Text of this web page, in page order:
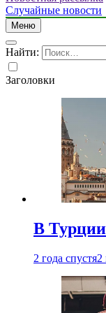
Случайные новости
Меню
Найти:
Заголовки
В Турции
2 года спустя2